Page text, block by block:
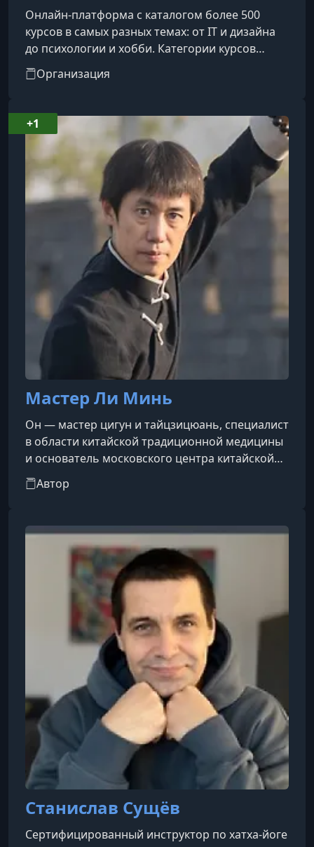
Онлайн-платформа с каталогом более 500
курсов в самых разных темах: от IT и дизайна
до психологии и хобби. Категории курсов
охватывают такие направления, как IT, бизнес,
дизайн, психология, творчество, блогинг, уход
Организация
Мастер Ли Минь
Он — мастер цигун и тайцзицюань, специалист
в области китайской традиционной медицины
и основатель московского центра китайской
культуры «Хе Дао». Является официальным
представителем Китайской Федерации ушу и
России.Организатор крупных международных
культурных и спортивных мероприятий между
Россией и Китаем (в 2011 и 2013 годах), а также
международной конференции по китайской
традиционной медицине, прошедшей в Инс
Автор
+1
Станислав Сущёв
Сертифицированный инструктор по хатха-йоге